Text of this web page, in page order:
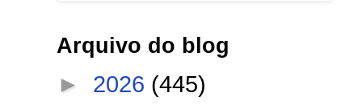
Arquivo do blog
► 2026 (445)